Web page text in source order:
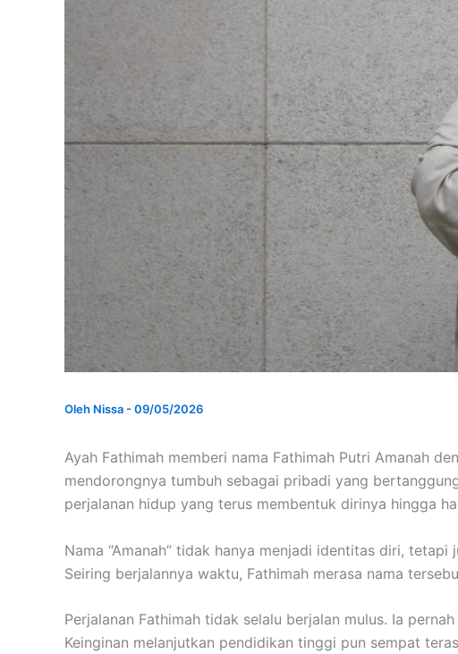
Oleh Nissa-09/05/2026
Ayah Fathimah memberi nama Fathimah Putri Amanah
mendorongnya tumbuh sebagai pribadi yang
perjalanan hidup yang terus membentuk dirinya hingga
Nama “Amanah” tidak hanya menjadi identitas diri,
Seiring berjalannya waktu, Fathimah merasa nama
Perjalanan Fathimah tidak selalu berjalan mulus. Ia
Keinginan melanjutkan pendidikan tinggi pun sempat